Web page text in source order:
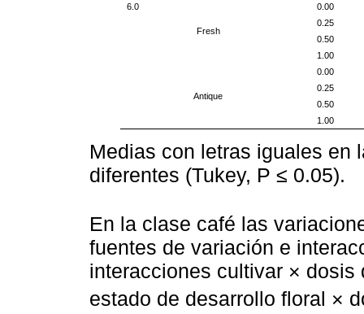
6.0
Fresh
0.00
0.25
0.50
1.00
Antique
0.00
0.25
0.50
1.00
Medias con letras iguales en
diferentes (Tukey, P ≤ 0.05).
En la clase café las
fuentes de variación e
interacciones cultivar × dosis
estado de desarrollo floral ×